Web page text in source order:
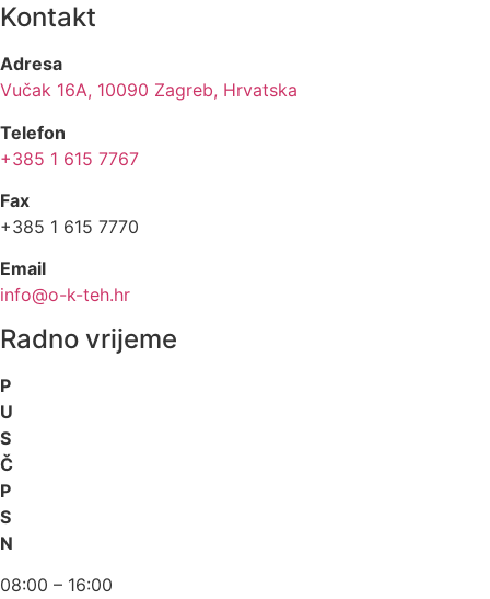
Kontakt
Adresa
Vučak 16A, 10090 Zagreb, Hrvatska
Telefon
+385 1 615 7767
Fax
+385 1 615 7770
Email
info@o-k-teh.hr
Radno vrijeme
P
U
S
Č
P
S
N
08:00 – 16:00